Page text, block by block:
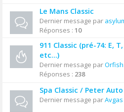
Le Mans Classic
Dernier message par
Réponses : 10
911 Classic (pré-74: E, T,
etc...)
Dernier message parOrfish
Réponses : 238
Spa Classic / Peter Auto
Dernier message parAvgas